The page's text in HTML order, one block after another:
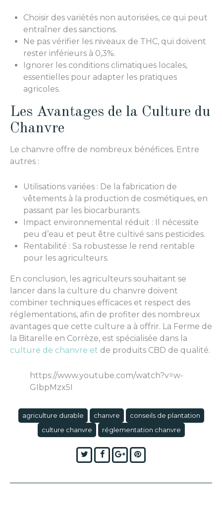
Choisir des variétés non autorisées, ce qui peut
entraîner des sanctions.
Ne pas vérifier les niveaux de THC, qui doivent
rester inférieurs à 0,3%.
Ignorer les conditions climatiques locales,
essentielles pour adapter les pratiques
agricoles.
Les Avantages de la Culture du
Chanvre
Le chanvre offre de nombreux bénéfices. Entre
autres :
Utilisations variées : De la fabrication de
vêtements à la production de cosmétiques, en
passant par les biocarburants.
Impact environnemental réduit : Il nécessite
peu d’eau et peut être cultivé sans pesticides.
Rentabilité : Sa robustesse le rend rentable
pour les agriculteurs.
En conclusion, les agriculteurs souhaitant se
lancer dans la culture du chanvre doivent
combiner techniques efficaces et respect des
réglementations, afin de profiter des nombreux
avantages que cette culture a à offrir. La Ferme de
la Bitarelle en Corrèze, est spécialisée dans la
culture de chanvre et de produits CBD de qualité.
https://www.youtube.com/watch?v=w-
GIbpMzx5I
agriculture durable chanvre
conseils de plantation
culture chanvre
réglementation chanvre
TwitterFacebook
Google+Pinterest